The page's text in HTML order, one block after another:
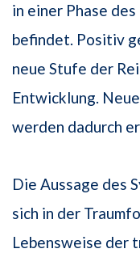
in einer Phase
befindet. Positiv
neue Stufe der
Entwicklung.
werden dadurch
Die Aussage des
sich in der
Lebensweise der